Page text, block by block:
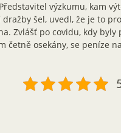
výzkumu, kam
šel, uvedl, že je to
Zvlášť po covidu, kdy byly
četně osekány, se peníze